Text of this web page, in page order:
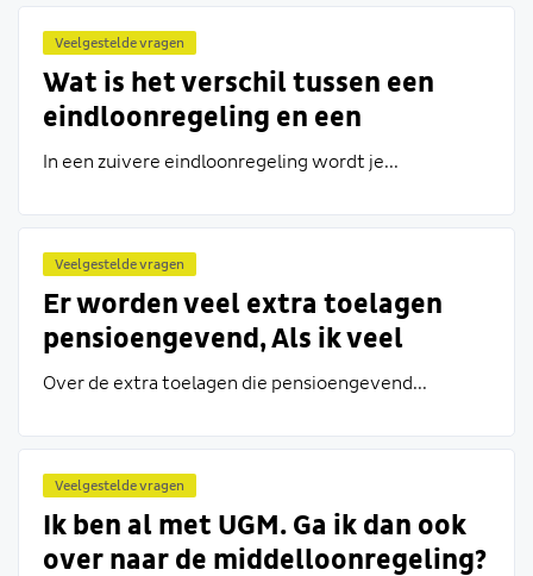
Veelgestelde vragen
Wat is het verschil tussen een
eindloonregeling en een
middelloonregeling?
In een zuivere eindloonregeling wordt je...
Veelgestelde vragen
Er worden veel extra toelagen
pensioengevend, Als ik veel
toelagen in een maand heb, kan
worden?
Over de extra toelagen die pensioengevend...
Veelgestelde vragen
Ik ben al met UGM. Ga ik dan ook
over naar de middelloonregeling?